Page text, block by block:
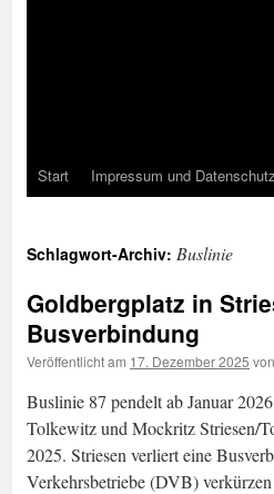
Start Impressum und Datenschutz
Schlagwort-Archiv: Buslinie
Goldbergplatz in
Busverbindung
Veröffentlicht am 17. Dezember 2025 von
Buslinie 87 pendelt ab Januar
Tolkewitz und Mockritz Striesen/
2025. Striesen verliert eine
Verkehrsbetriebe (DVB)